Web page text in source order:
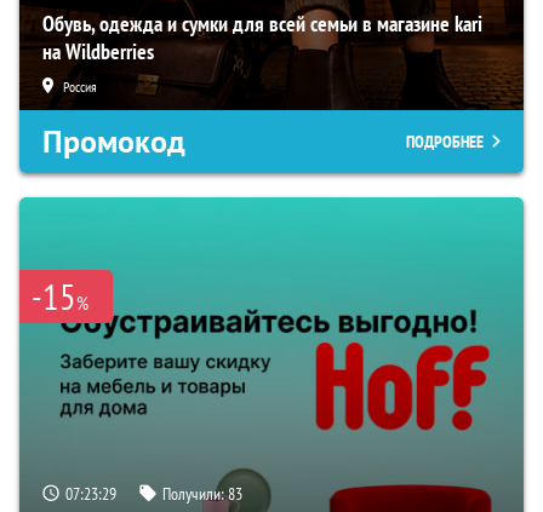
Обувь, одежда и сумки для всей семьи в магазине kari
на Wildberries
Россия
Промокод ПОДРОБНЕЕ
-15%
07:23:28 Получили:83